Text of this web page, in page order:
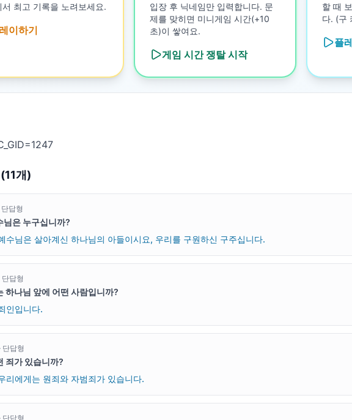
서 최고 기록을 노려보세요.
이하기
입장 후 닉네임만 입력합니다. 문
제를 맞히면 미니게임 시간(+10
초)이 쌓여요.
게임 시간 쟁탈시작
할 때
다. (구
플
11개)
단답형
님은 누구십니까?
수님은 살아계신 하나님의 아들이시요, 우리를 구원하신 구주십니다.
단답형
하나님 앞에 어떤 사람입니까?
인입니다.
· 단답형
죄가 있습니까?
리에게는 원죄와 자범죄가 있습니다.
· 단답형